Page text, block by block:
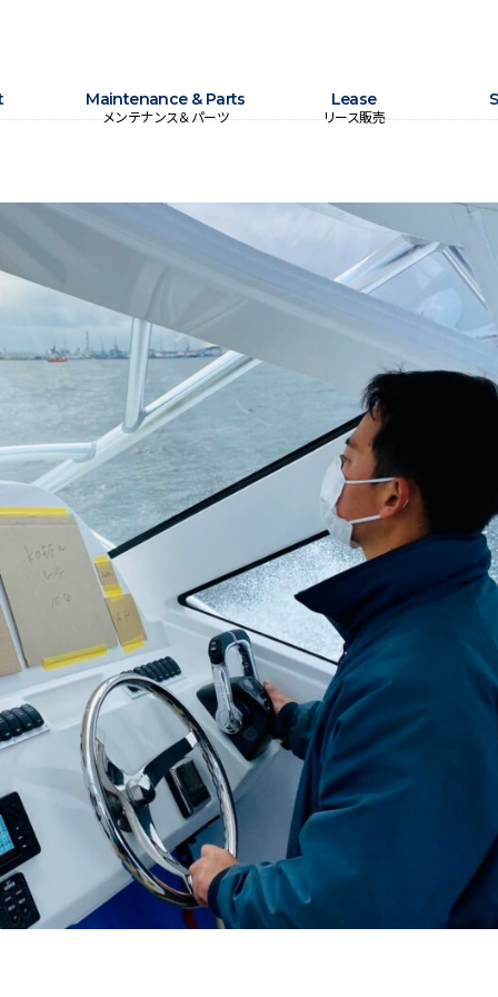
Maintenance & Parts
メンテナンス＆パーツ
Lease
リース販売